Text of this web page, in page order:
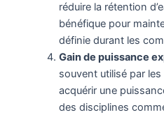
réduire la rétention
bénéfique pour
définie durant les
Gain de puissance
souvent utilisé par
acquérir une
des disciplines